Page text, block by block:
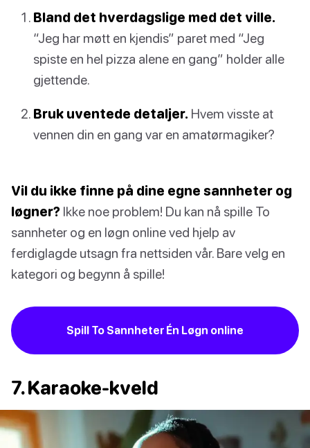
Bland det hverdagslige med det ville.
“Jeg har møtt en kjendis” paret med “Jeg
spiste en hel pizza alene en gang” holder alle
gjettende.
Bruk uventede detaljer. Hvem visste at
vennen din en gang var en amatørmagiker?
Vil du ikke finne på dine egne sannheter og
løgner? Ikke noe problem! Du kan nå spille To
sannheter og en løgn online ved hjelp av
ferdiglagde utsagn fra nettsiden vår. Bare velg en
kategori og begynn å spille!
Spill To Sannheter Én Løgn online
7. Karaoke-kveld